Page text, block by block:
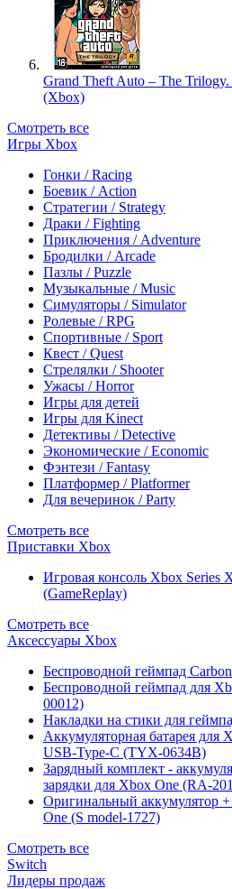
Grand Theft Auto – The
(Xbox)
Смотреть все
Игры Xbox
Гонки / Racing
Боевик / Action
Стратегии / Strategy
Драки / Fighting
Приключения / Adventure
Бродилки / Arcade
Пазлы / Puzzle
Музыкальные / Music
Симуляторы / Simulator
Ролевые / RPG
Спортивные / Sport
Квест / Quest
Стрелялки / Shooter
Ужасы / Horror
Игры для детей
Игры для Kinect
Детективы / Detective
Экономические / Economic
Фэнтези / Fantasy
Платформер / Platformer
Для вечеринок / Party
Смотреть все
Приставки Xbox
Игровая консоль Xbox Series
(GameReplay)
Смотреть все
Аксессуары Xbox
Беспроводной геймпад
Беспроводной геймпад для
00012)
Накладки на стики для
Аккумуляторная батарея для
USB-Type-C (TYX-0634B)
Зарядный комплект -
зарядки для Xbox One (RA-
Оригинальный аккумулятор
One (S model-1727)
Смотреть все
Switch
Лидеры продаж